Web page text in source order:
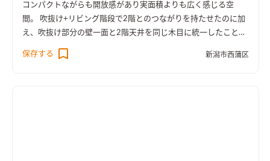
コンパクトながらも開放感があり実面積よりも広く感じる空
間。 吹抜け+リビング階段で2階とのつながりを持たせたのに加
え、吹抜け部分の壁一面と2階天井を同じ木目に統一したことに
より、1階・2階の一体感を演出しました。 趣味のピアノ室は、
楽譜を整理する本棚を壁一面に設け、屋外への防音効果も担って
保存する 新潟市西蒲区